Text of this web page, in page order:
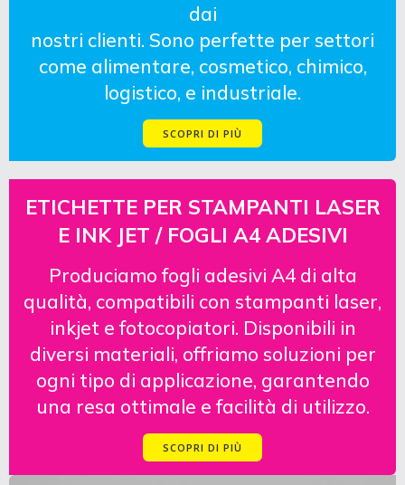
dai
nostri clienti. Sono perfette per settori
come alimentare, cosmetico, chimico,
logistico, e industriale.
SCOPRI DI PIÙ
ETICHETTE PER STAMPANTI LASER
E INK JET / FOGLI A4 ADESIVI
Produciamo fogli adesivi A4 di alta
qualità, compatibili con stampanti laser,
inkjet e fotocopiatori. Disponibili in
diversi materiali, offriamo soluzioni per
ogni tipo di applicazione, garantendo
una resa ottimale e facilità di utilizzo.
SCOPRI DI PIÙ